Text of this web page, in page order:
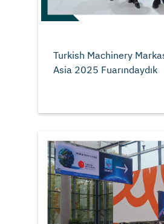
Turkish Machinery
Asia 2025 Fuarındaydık